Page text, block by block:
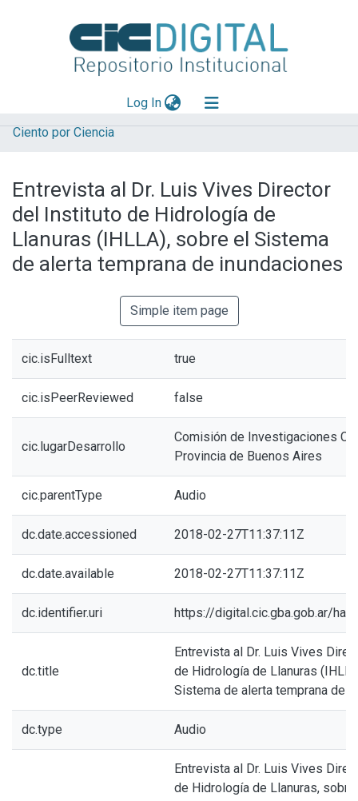
Log In(current)
Explorar
Aportar material
Statistics
Ciento por Ciencia
Entrevista al Dr. Luis Vives Director
del Instituto de Hidrología de
Llanuras (IHLLA), sobre el Sistema
de alerta temprana de inundaciones
Simple item page
cic.isFulltext true
cic.isPeerReviewed false
cic.lugarDesarrollo
Comisión de Investigaciones
Provincia de Buenos Aires
cic.parentType Audio
dc.date.accessioned 2018-02-27T11:37:11Z
dc.date.available 2018-02-27T11:37:11Z
dc.identifier.uri https://digital.cic.gba.gob.ar/
dc.title
Entrevista al Dr. Luis Vives
de Hidrología de Llanuras
Sistema de alerta temprana de
dc.type Audio
Entrevista al Dr. Luis Vives
de Hidrología de Llanuras,